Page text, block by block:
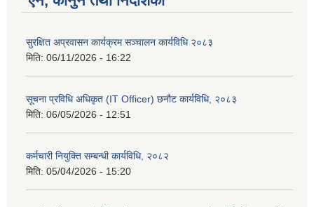
सुरक्षित अप्रवासन कार्यक्रम सञ्चालन कार्यविधि २०८३
मिति: 06/11/2026 - 16:22
सूचना प्रविधि अधिकृत (IT Officer) छनौट कार्यविधि, २०८३
मिति: 06/05/2026 - 12:51
कर्मचारी नियुक्ति सम्बन्धी कार्यविधि, २०८२
मिति: 05/04/2026 - 15:20